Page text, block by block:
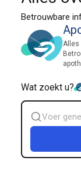
Betrouwbare
Alles
Wat zoekt u?
Zoek
geneesmiddel